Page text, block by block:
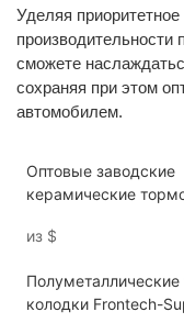
Уделяя
сможете
сохраняя при этом
автомобилем.
Оптовые заводские
керамические
тормозная
из $
колодки Frontech-